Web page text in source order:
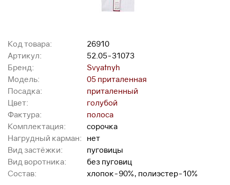
Код товара:
26910
Артикул:
52.05-31073
Бренд:
Svyatnyh
Модель:
05 приталенная
Посадка:
приталенный
Цвет:
голубой
Фактура:
полоса
Комплектация:
сорочка
Нагрудный карман:
нет
Вид застёжки:
пуговицы
Вид воротника:
без пуговиц
Состав:
хлопок-90%, полиэстер-10%